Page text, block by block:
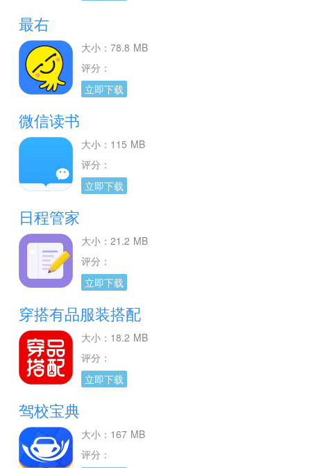
最右
大小：78.8 MB
评分：
立即下载
微信读书
大小：115 MB
评分：
立即下载
日程管家
大小：21.2 MB
评分：
立即下载
穿搭有品服装搭配
大小：18.2 MB
评分：
立即下载
驾校宝典
大小：167 MB
评分：